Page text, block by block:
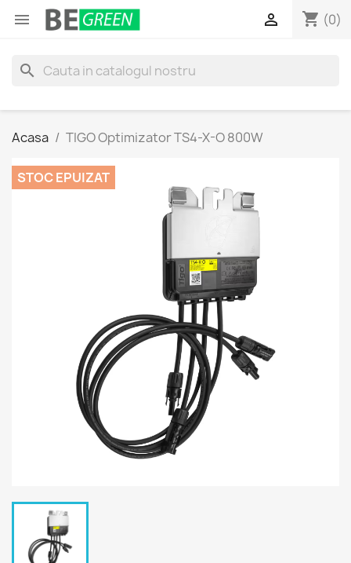
 shopping_cart (0)

search
Acasa TIGO Optimizator TS4-X-O 800W
STOC EPUIZAT